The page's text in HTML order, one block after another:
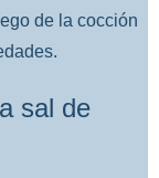
de la cocción
sal de